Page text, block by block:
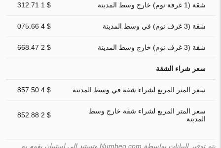
شقة (1 غرفة نوم) خارج وسط المدينة $ 1 312.71
شقة (3 غرف نوم) في وسط المدينة $ 4 075.66
شقة (3 غرف نوم) خارج وسط المدينة $ 2 668.47
سعر شراء الشقة
سعر المتر المربع لشراء شقة في وسط المدينة $ 4 857.50
سعر المتر المربع لشراء شقة خارج وسط
المدينة
$ 2 852.88
يتم توفير البيانات بواسطة Numbeo.com وتستند إلى استبيان يقوم به